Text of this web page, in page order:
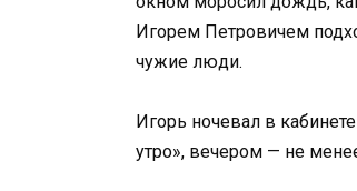
Игорем Петровичем
чужие люди.
Игорь ночевал в
утро», вечером — не